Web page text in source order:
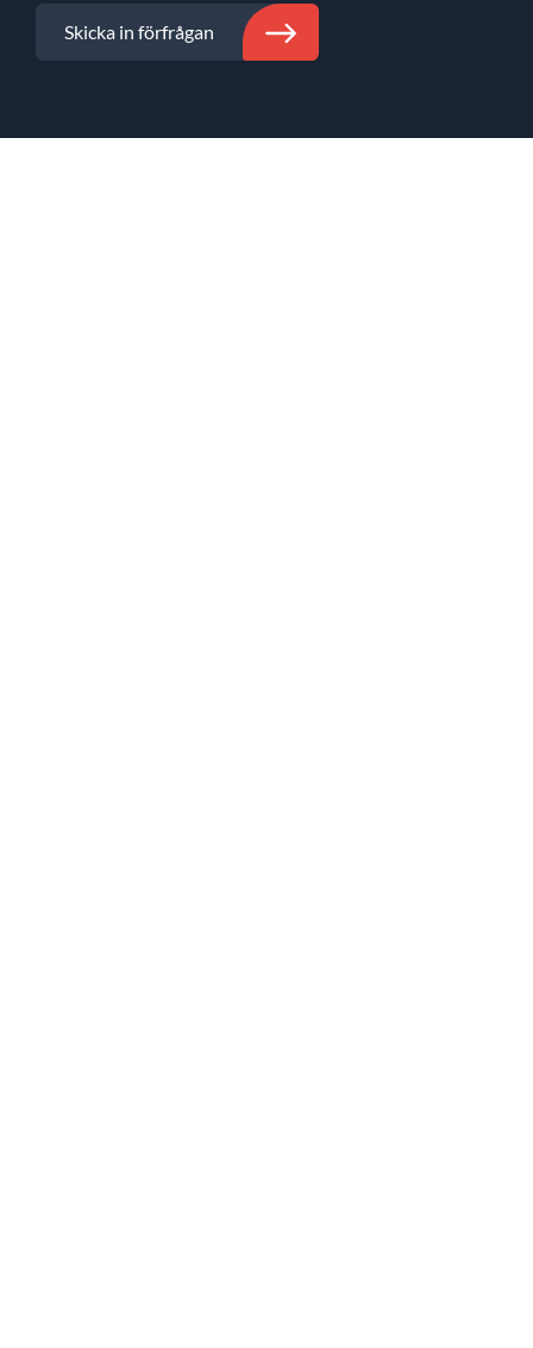
Skicka in förfrågan